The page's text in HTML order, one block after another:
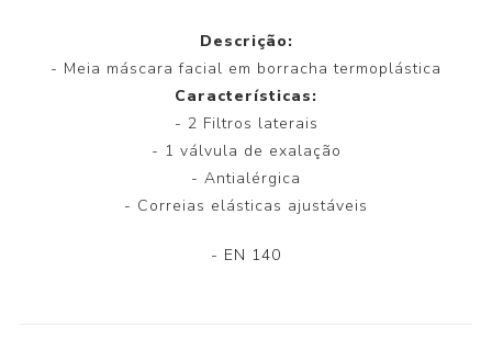
Descrição:
- Meia máscara facial em borracha termoplástica
Características:
- 2 Filtros laterais
- 1 válvula de exalação
- Antialérgica
- Correias elásticas ajustáveis
- EN 140